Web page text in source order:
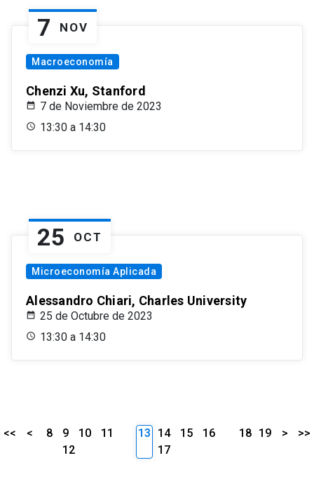
7 NOV
Macroeconomía
Chenzi Xu, Stanford
7 de Noviembre de 2023
13:30 a 14:30
25 OCT
Microeconomía Aplicada
Alessandro Chiari, Charles University
25 de Octubre de 2023
13:30 a 14:30
<< < 8 9 10
11
12
13 14 15
16
17
18 19 > >>